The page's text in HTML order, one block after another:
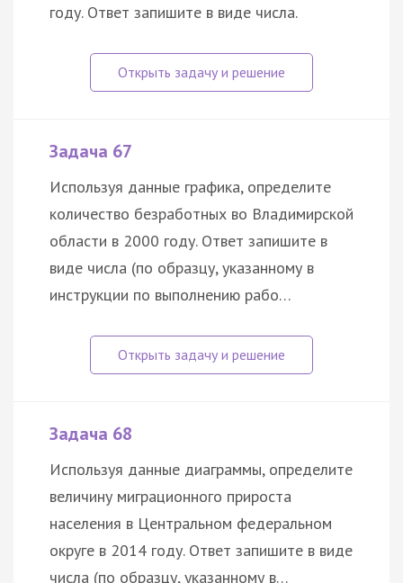
году. Ответ запишите в виде числа.
Задача 67
Используя данные графика, определите
количество безработных во Владимирской
области в 2000 году. Ответ запишите в
виде числа (по образцу, указанному в
инструкции по выполнению рабо…
Задача 68
Используя данные диаграммы, определите
величину миграционного прироста
населения в Центральном федеральном
округе в 2014 году. Ответ запишите в виде
числа (по образцу, указанному в…